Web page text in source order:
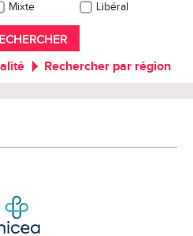
Mixte Libéral
Rechercher par région